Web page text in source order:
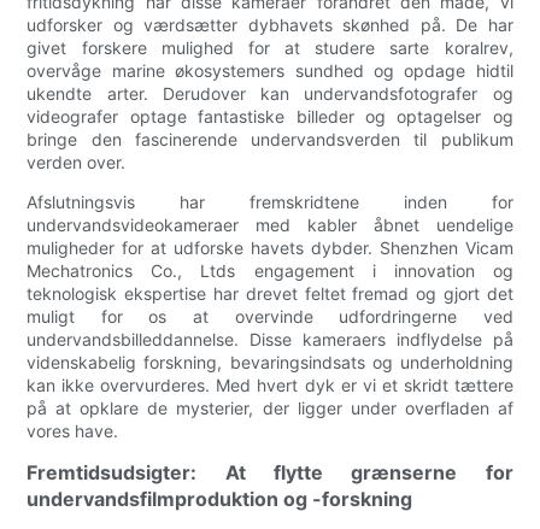
udforsker og værdsætter dybhavets skønhed på. De har
givet forskere mulighed for at studere sarte koralrev,
overvåge marine økosystemers sundhed og opdage hidtil
ukendte arter. Derudover kan undervandsfotografer og
videografer optage fantastiske billeder og optagelser og
bringe den fascinerende undervandsverden til publikum
verden over.
Afslutningsvis har fremskridtene inden for
undervandsvideokameraer med kabler åbnet uendelige
muligheder for at udforske havets dybder. Shenzhen Vicam
Mechatronics Co., Ltds engagement i innovation og
teknologisk ekspertise har drevet feltet fremad og gjort det
muligt for os at overvinde udfordringerne ved
undervandsbilleddannelse. Disse kameraers indflydelse på
videnskabelig forskning, bevaringsindsats og underholdning
kan ikke overvurderes. Med hvert dyk er vi et skridt tættere
på at opklare de mysterier, der ligger under overfladen af
vores have.
Fremtidsudsigter: At flytte grænserne for
undervandsfilmproduktion og -forskning